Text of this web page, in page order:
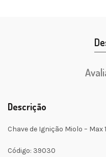
Descrição
Chave de Ignição Miolo – Max
Código: 39030